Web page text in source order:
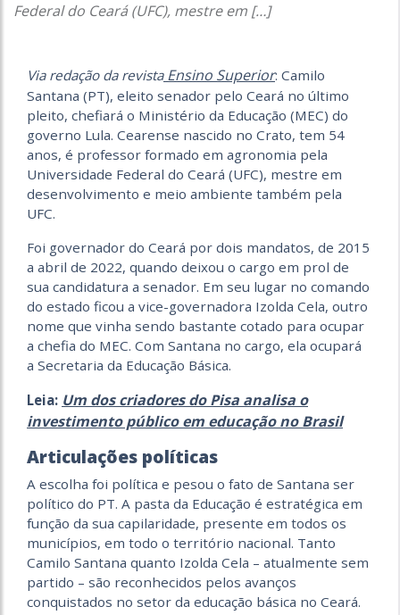
Federal do Ceará (UFC), mestre em […]
Via redação da revistaEnsino Superior: Camilo
Santana (PT), eleito senador pelo Ceará no último
pleito, chefiará o Ministério da Educação (MEC) do
governo Lula. Cearense nascido no Crato, tem 54
anos, é professor formado em agronomia pela
Universidade Federal do Ceará (UFC), mestre em
desenvolvimento e meio ambiente também pela
UFC.
Foi governador do Ceará por dois mandatos, de 2015
a abril de 2022, quando deixou o cargo em prol de
sua candidatura a senador. Em seu lugar no comando
do estado ficou a vice-governadora Izolda Cela, outro
nome que vinha sendo bastante cotado para ocupar
a chefia do MEC. Com Santana no cargo, ela ocupará
a Secretaria da Educação Básica.
Leia: Um dos criadores do Pisa analisa o
investimento público em educação no Brasil
Articulações políticas
A escolha foi política e pesou o fato de Santana ser
político do PT. A pasta da Educação é estratégica em
função da sua capilaridade, presente em todos os
municípios, em todo o território nacional. Tanto
Camilo Santana quanto Izolda Cela – atualmente sem
partido – são reconhecidos pelos avanços
conquistados no setor da educação básica no Ceará.